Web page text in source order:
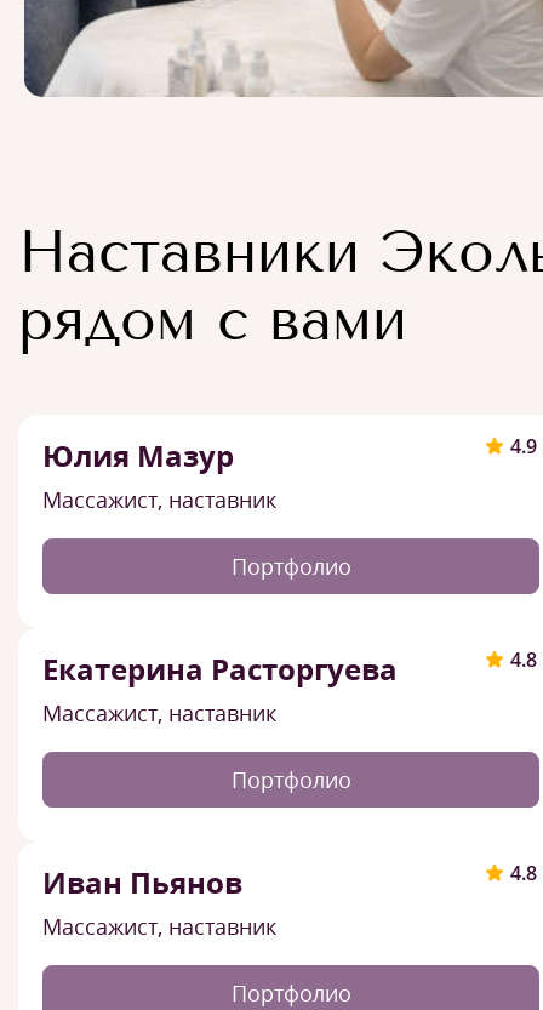
Наставники
рядом с вами
4.9
Юлия Мазур
Массажист, наставник
Портфолио
4.8
Екатерина Расторгуева
Массажист, наставник
Портфолио
4.8
Иван Пьянов
Массажист, наставник
Портфолио